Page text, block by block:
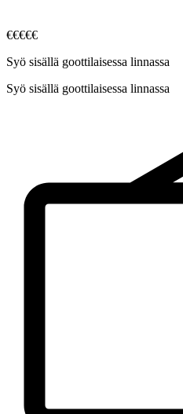
€€€€€
Syö sisällä goottilaisessa linnassa
Syö sisällä goottilaisessa linnassa